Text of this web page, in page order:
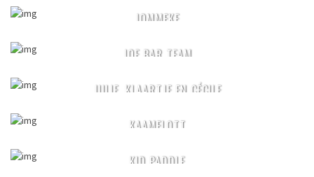
JOMMEKE
JOE BAR TEAM
JULIE, KLAARTJE EN CÉCILE
KAAMELOTT
KID PADDLE